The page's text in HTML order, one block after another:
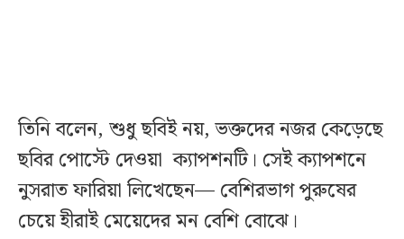
তিনি বলেন, শুধু ছবিই নয়, ভক্তদের নজর কেড়েছে
ছবির পোস্টে দেওয়া ক্যাপশনটি। সেই ক্যাপশনে
নুসরাত ফারিয়া লিখেছেন— বেশিরভাগ পুরুষের
চেয়ে হীরাই মেয়েদের মন বেশি বোঝে।